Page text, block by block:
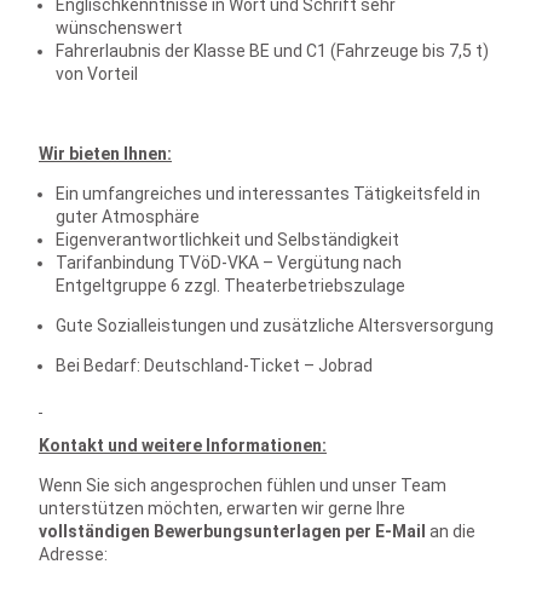
Englischkenntnisse in Wort und Schrift sehr
wünschenswert
Fahrerlaubnis der Klasse BE und C1 (Fahrzeuge bis 7,5 t)
von Vorteil
Wir bieten Ihnen:
Ein umfangreiches und interessantes Tätigkeitsfeld in
guter Atmosphäre
Eigenverantwortlichkeit und Selbständigkeit
Tarifanbindung TVöD-VKA – Vergütung nach
Entgeltgruppe 6 zzgl. Theaterbetriebszulage
Gute Sozialleistungen und zusätzliche Altersversorgung
Bei Bedarf: Deutschland-Ticket – Jobrad
Kontakt und weitere Informationen:
Wenn Sie sich angesprochen fühlen und unser Team
unterstützen möchten, erwarten wir gerne Ihre
vollständigen Bewerbungsunterlagen per E-Mail an die
Adresse: